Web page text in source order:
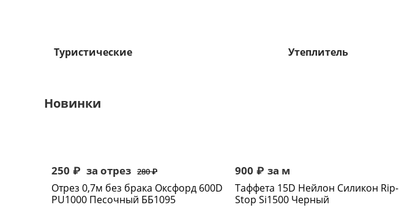
Туристические Утеплитель
Новинки
250 ₽ за отрез 280₽
Отрез 0,7м без брака Оксфорд 600D
PU1000 Песочный ББ1095
900 ₽ за м
Таффета 15D Нейлон Cиликон Rip-
Stop Si1500 Черный